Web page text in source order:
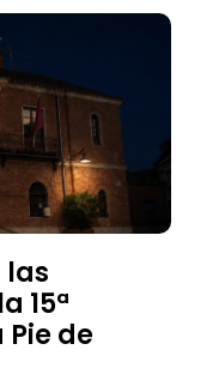
las
15ª
de